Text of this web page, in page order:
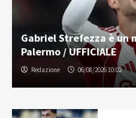
Gabriel Strefezza è un
Palermo / UFFICIALE
Redazione 06/08/2026 10:02